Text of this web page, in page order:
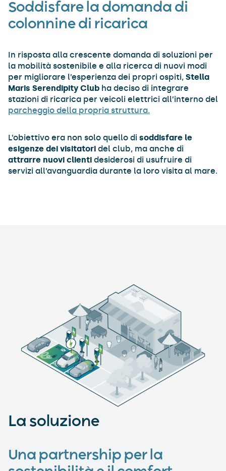
Soddisfare la domanda di
colonnine di ricarica
In risposta alla crescente domanda di soluzioni per
la mobilità sostenibile e alla ricerca di nuovi modi
per migliorare l’esperienza dei propri ospiti, Stella
Maris Serendipity Club ha deciso di integrare
stazioni di ricarica per veicoli elettrici all’interno del
parcheggio della propria struttura.
L’obiettivo era non solo quello di soddisfare le
esigenze dei visitatori del club, ma anche di
attrarre nuovi clienti desiderosi di usufruire di
servizi all’avanguardia durante la loro visita al mare.
La soluzione
Una partnership per la